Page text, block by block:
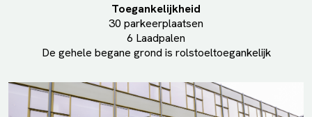
Toegankelijkheid
30 parkeerplaatsen
6 Laadpalen
De gehele begane grond is rolstoeltoegankelijk